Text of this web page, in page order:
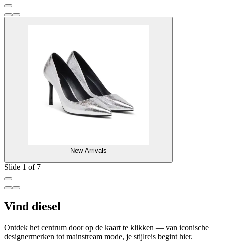
New Arrivals
Slide 1 of 7
Vind diesel
Ontdek het centrum door op de kaart te klikken — van iconische
designermerken tot mainstream mode, je stijlreis begint hier.